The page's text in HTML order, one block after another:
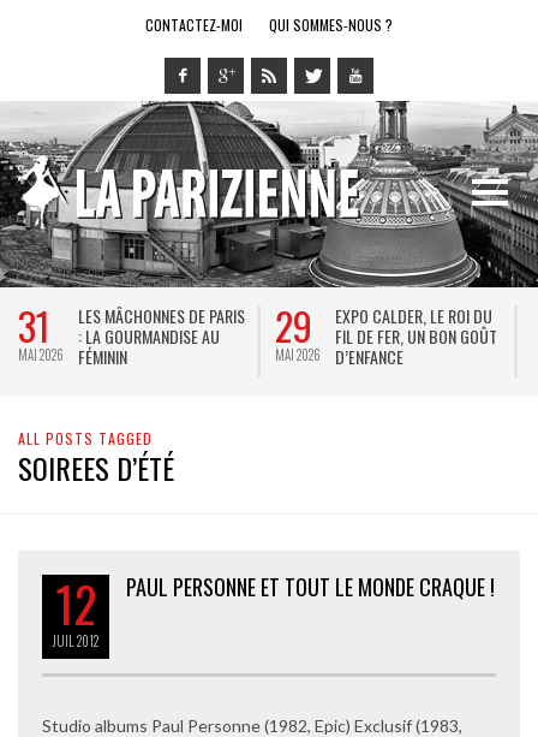
CONTACTEZ-MOI QUI SOMMES-NOUS ?
31
MAI 2026
LES MÂCHONNES DE PARIS
: LA GOURMANDISE AU
FÉMININ
29
MAI 2026
EXPO CALDER, LE ROI DU
FIL DE FER, UN BON GOÛT
D’ENFANCE
ALL POSTS TAGGED
SOIREES D’ÉTÉ
12
JUIL 2012
PAUL PERSONNE ET TOUT LE MONDE CRAQUE !
Studio albums Paul Personne (1982, Epic) Exclusif (1983,